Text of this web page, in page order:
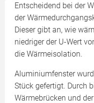
Entscheidend bei der
der
Dieser gibt an, wie
niedriger der U-Wert
die Wärmeisolation.
Aluminiumfenster
Stück gefertigt. Durch
Wärmebrücken und